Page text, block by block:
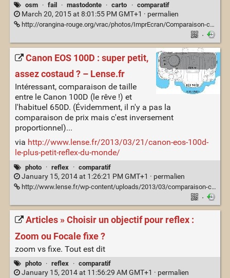
osm · fail · mastodonte · carto · comparatif
March 20, 2015 at 8:01:55 PM GMT+1 · permalien
http://orangina-rouge.org/vrac/photos/ImprEcran/Comparaison-carte_OpenMapSurfer-vs-GoogleMaps.png
·
Canon EOS 100D : super petit,
assez costaud ? – Lense.fr
Intéressant, comparaison de taille
entre le Canon 100D (le rêve !) et
l'habituel 650D. (Évidemment, il n'y a pas la
comparaison de prix mais c'est inversement
proportionnel)...
via http://www.lense.fr/2013/03/21/canon-eos-100d-
le-plus-petit-reflex-du-monde/
photo · reflex · comparatif
January 15, 2014 at 1:26:21 PM GMT+1 · permalien
http://www.lense.fr/wp-content/uploads/2013/03/comparaison-canon-eos-M-eos-100D-650D-2.png
·
Articles » Choisir un objectif pour reflex :
Zoom ou Focale fixe ?
zoom vs fixe. Tout est dit
photo · reflex · comparatif
January 15, 2014 at 11:56:29 AM GMT+1 · permalien